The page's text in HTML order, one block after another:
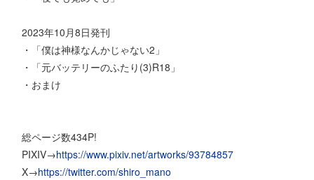
2023年10月8日発刊
・「僕は神様なんかじゃない2」
・「元バッテリーのふたり(3)R18」
・おまけ
総ページ数434P!
PIXIV→https://www.pixiv.net/artworks/93784857
X→https://twitter.com/shiro_mano